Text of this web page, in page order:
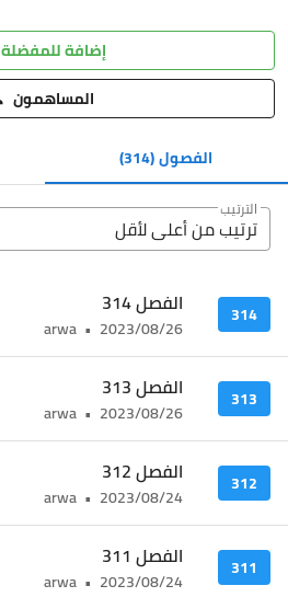
إضافة للمفضلة
المساهمون
الفصول(314)
الترتيب
ترتيب من أعلى ﻷقل
314 الفصل 314
2023/08/26
•
arwa
313 الفصل 313
2023/08/26
•
arwa
312 الفصل 312
2023/08/24
•
arwa
311 الفصل 311
2023/08/24
•
arwa